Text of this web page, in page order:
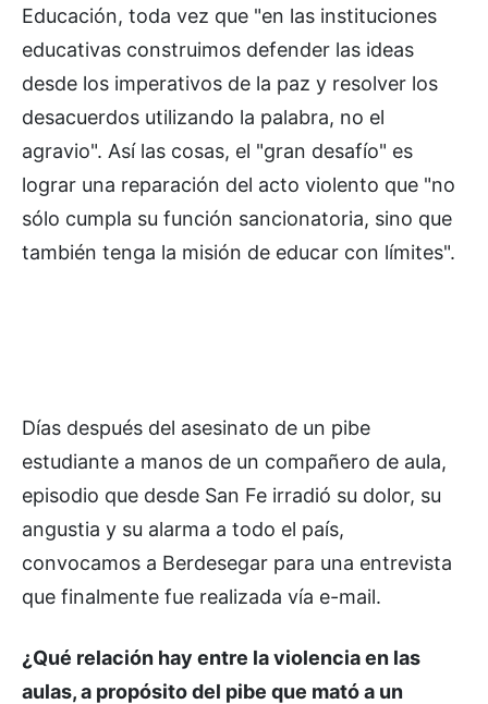
Educación, toda vez que "en las instituciones
educativas construimos defender las ideas
desde los imperativos de la paz y resolver los
desacuerdos utilizando la palabra, no el
agravio". Así las cosas, el "gran desafío" es
lograr una reparación del acto violento que "no
sólo cumpla su función sancionatoria, sino que
también tenga la misión de educar con límites".
Días después del asesinato de un pibe
estudiante a manos de un compañero de aula,
episodio que desde San Fe irradió su dolor, su
angustia y su alarma a todo el país,
convocamos a Berdesegar para una entrevista
que finalmente fue realizada vía e-mail.
¿Qué relación hay entre la violencia en las
aulas, a propósito del pibe que mató a un